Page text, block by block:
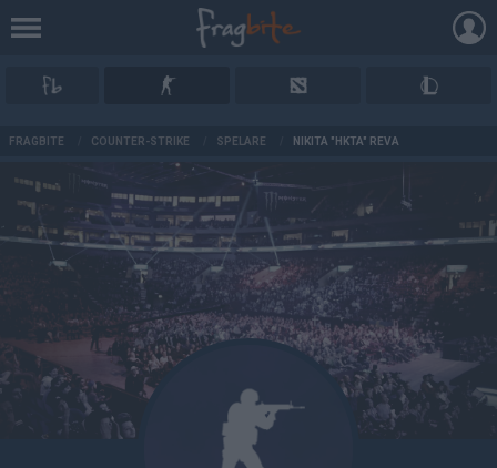
FRAGBITE COUNTER-STRIKE SPELARE NIKITA "HKTA" REVA